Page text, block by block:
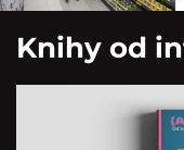
Knihy od